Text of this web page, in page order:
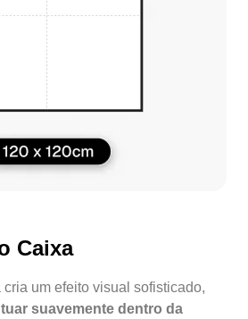
Caixa
um efeito visual sofisticado,
suavemente dentro da